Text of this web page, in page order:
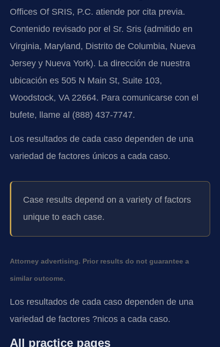
Offices Of SRIS, P.C. atiende por cita previa.
Contenido revisado por el Sr. Sris (admitido en
Virginia, Maryland, Distrito de Columbia, Nueva
Jersey y Nueva York). La dirección de nuestra
ubicación es 505 N Main St, Suite 103,
Woodstock, VA 22664. Para comunicarse con el
bufete, llame al (888) 437-7747.
Los resultados de cada caso dependen de una
variedad de factores únicos a cada caso.
Case results depend on a variety of factors
unique to each case.
Attorney advertising. Prior results do not guarantee a
similar outcome.
Los resultados de cada caso dependen de una
variedad de factores ?nicos a cada caso.
All practice pages